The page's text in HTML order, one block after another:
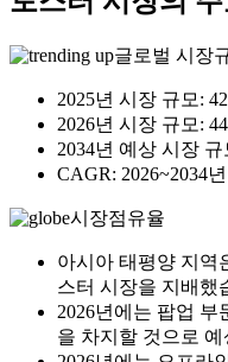
글로벌 시장
2025년 시장 규모:
2026년 시장 규모:
2034년 예상 시장
CAGR: 2026~2034
시장점유율
아시아 태평양 지역
스터 시장을 지배했
2026년에는 팝업 부
을 차지할 것으로 예